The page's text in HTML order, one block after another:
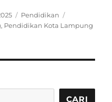
Categories
Pendidikan
, Pendidikan Kota Lampung
CARI